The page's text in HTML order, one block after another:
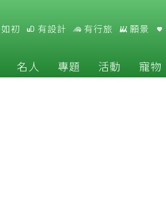
初 有設計 有行旅 願景
名人 專題 活動 寵物